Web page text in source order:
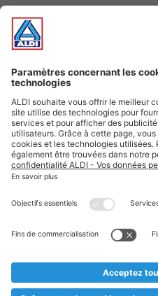
Offres
Infos essentielles
Suivez ALDI
Textes marqués d'un
* Nous vendons ces articles
au cas où, malgré le planning
prématurément en rupture de
** Sur ce site, l’utilisation de la